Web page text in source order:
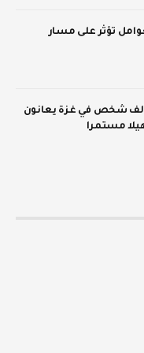
تؤثر على مسار
الفلسطيني: 42 ألف شخص في غزة يعانون
مستمرا